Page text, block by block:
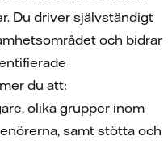
Du driver självständigt
och bidrar
du att:
olika grupper inom
samt stötta och